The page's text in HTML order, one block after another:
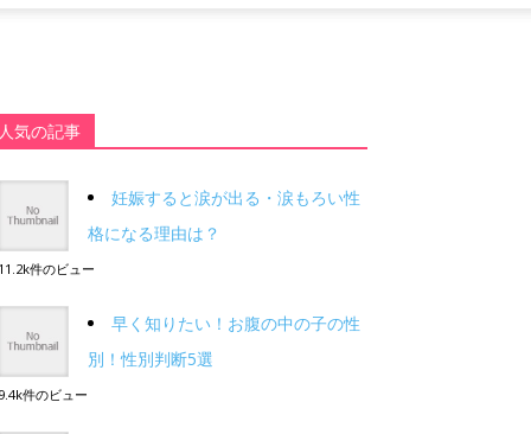
人気の記事
妊娠すると涙が出る・涙もろい性
格になる理由は？
11.2k件のビュー
早く知りたい！お腹の中の子の性
別！性別判断5選
9.4k件のビュー